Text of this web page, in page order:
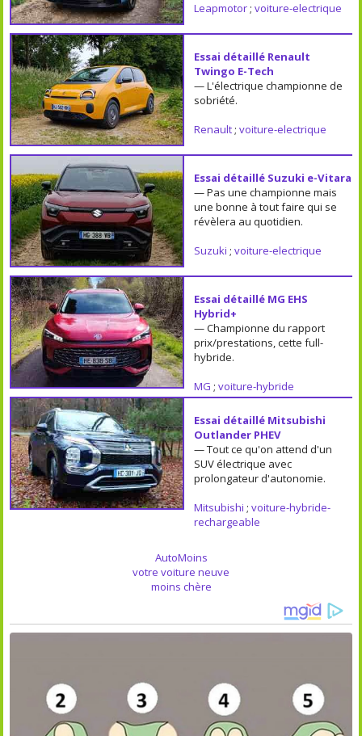
Leapmotor; voiture-electrique
Essai détaillé Renault
Twingo E-Tech
— L'électrique championne de
sobriété.
Renault; voiture-electrique
Essai détaillé Suzuki e-Vitara
— Pas une championne mais
une bonne à tout faire qui se
révèlera au quotidien.
Suzuki ; voiture-electrique
Essai détaillé MG EHS
Hybrid+
— Championne du rapport
prix/prestations, cette full-
hybride.
MG ; voiture-hybride
Essai détaillé Mitsubishi
Outlander PHEV
— Tout ce qu'on attend d'un
SUV électrique avec
prolongateur d'autonomie.
Mitsubishi ; voiture-hybride-
rechargeable
AutoMoins
votre voiture neuve
moins chère